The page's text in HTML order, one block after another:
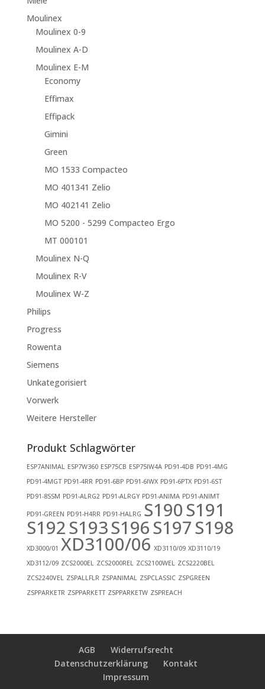
Moulinex
Moulinex 0-9
Moulinex A-D
Moulinex E-M
Economy
Effimax
Effipack
Gimini
Green
MO 1533 Compacteo
MO 401341 Zelio
MO 402141 Zelio
MO 5200 - 5299 Compacteo Ergo
MT 000101
Moulinex N-Q
Moulinex R-V
Moulinex W-Z
Philips
Progress
Rowenta
Siemens
Unkategorisiert
Vorwerk
Weitere Hersteller
Produkt Schlagwörter
ESP7ANIMAL ESP7W360 ESP75CB ESP75IW4A PD91-4DB PD91-4MG
PD91-4MGT PD91-4RR PD91-6BP PD91-6IWX PD91-6PTX PD91-6ST
PD91-8SSM PD91-ALRG2 PD91-ALRGY PD91-ANIMA PD91-ANIMT
PD91-GREEN PD91-H4RR PD91-HALRG S190S191
S192S193S196S197S198
XD3000/01 XD3100/06 XD3110/09 XD3110/19
XD3112/09 ZCS2000EL ZCS2000REL ZCS2100WEL ZCS2220BEL
ZCS2240VEL ZSPALLFLR ZSPANIMAL ZSPCLASSIC ZSPGREEN
ZSPPARKETR ZSPPARKETT ZSPPARKETW ZSPREACH
AGB
Widerrufsrecht
Datenschutzerklärung
Kontakt
Impressum